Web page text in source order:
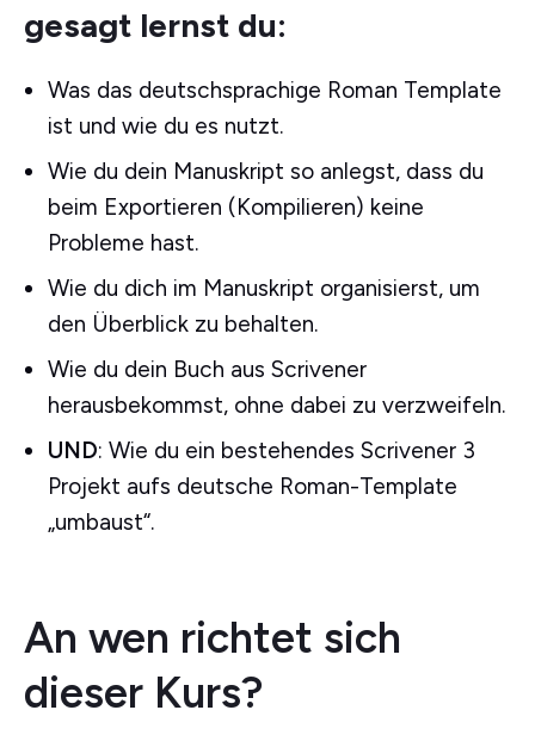
gesagt lernst du:
Was das deutschsprachige Roman Template
ist und wie du es nutzt.
Wie du dein Manuskript so anlegst, dass du
beim Exportieren (Kompilieren) keine
Probleme hast.
Wie du dich im Manuskript organisierst, um
den Überblick zu behalten.
Wie du dein Buch aus Scrivener
herausbekommst, ohne dabei zu verzweifeln.
UND: Wie du ein bestehendes Scrivener 3
Projekt aufs deutsche Roman-Template
„umbaust“.
An wen richtet sich
dieser Kurs?